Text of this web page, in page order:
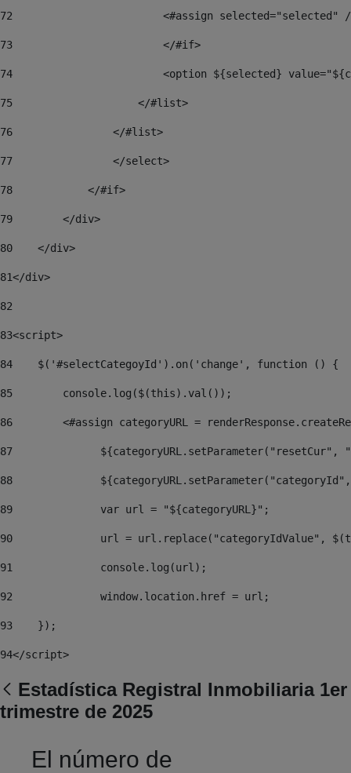
72
<#assign selected="selected"
73
                        </#if>
74
<option ${selected}
75
                    </#list>
76
                </#list>
77
                </select>
78
            </#if>
79
        </div>
80
    </div>
81</div>
82
83<script>
84
    $('#selectCategoyId').on('change', function () {
85
        console.log($(this).val());
86
<#assign categoryURL =
87
${categoryURL.setParameter("resetCur",
88
89
		var url = "${categoryURL}";
90
url = url.replace("categoryIdValue",
91
		console.log(url);
92
		window.location.href = url;
93
    });
94</script>
Estadística Registral Inmobiliaria 1er
trimestre de 2025
El número de